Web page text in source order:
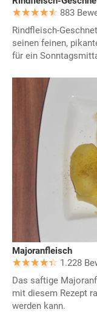
883
Rindfleisch-
seinen feinen,
für ein
Majoranfleisch
1.228
Das saftige
mit diesem Rezept
werden kann.